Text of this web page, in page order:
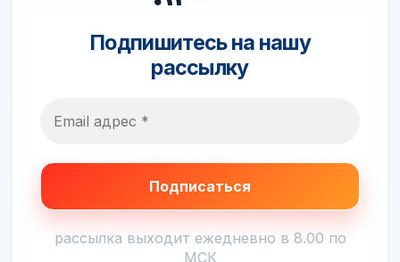
Подпишитесь на нашу
рассылку
рассылка выходит ежедневно в 8.00 по
МСК